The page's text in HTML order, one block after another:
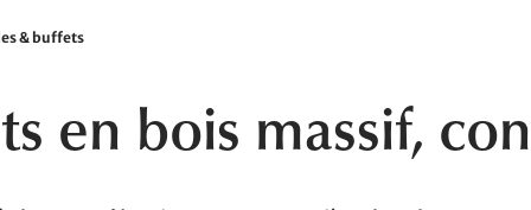
& buffets
en bois massif,